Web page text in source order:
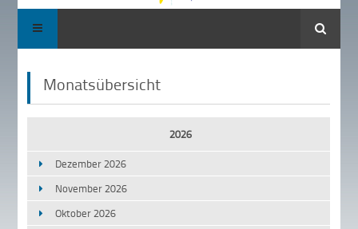
Suche
Monatsübersicht
2026
Dezember 2026
November 2026
Oktober 2026